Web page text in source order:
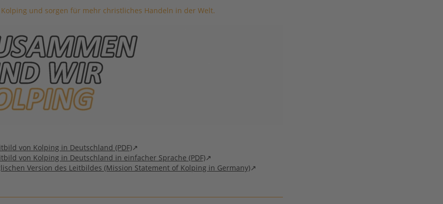
und sorgen für mehr christliches Handeln in der Welt.
von Kolping in Deutschland (PDF)
von Kolping in Deutschland in einfacher Sprache (PDF)
Version des Leitbildes (Mission Statement of Kolping in Germany)